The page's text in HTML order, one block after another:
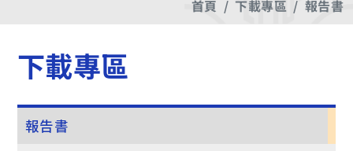
首頁 下載專區 報告書
下載專區
報告書